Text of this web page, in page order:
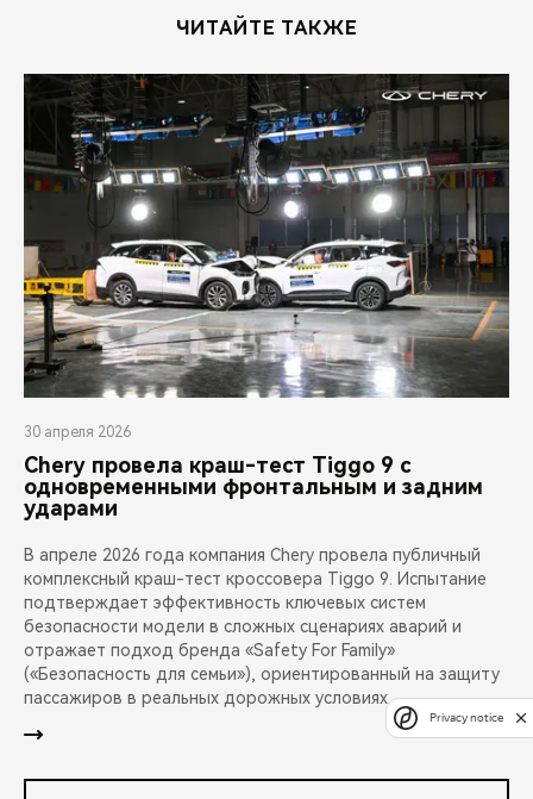
ЧИТАЙТЕ ТАКЖЕ
30 апреля 2026
Chery провела краш-тест Tiggo 9 с
одновременными фронтальным и задним
ударами
В апреле 2026 года компания Chery провела публичный
комплексный краш-тест кроссовера Tiggo 9. Испытание
подтверждает эффективность ключевых систем
безопасности модели в сложных сценариях аварий и
отражает подход бренда «Safety For Family»
(«Безопасность для семьи»), ориентированный на защиту
пассажиров в реальных дорожных условиях.
Privacy notice